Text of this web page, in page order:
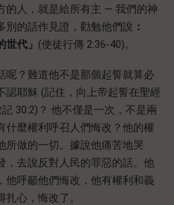
的人，就是給所有主 — 我們的神
別的話作見證，勸勉他們說 ：
世代」 (使徒行傳 2:36-40)。
呢？難道他不是那個起誓就算必
認耶穌 (記住，向上帝起誓在聖經
30:2)？ 他不僅是一次，不是兩
什麼權利呼召人們悔改？他的權
所做的一切。據說他痛苦地哭
，去說反對人民的罪惡的話。他
他呼籲他們悔改，他有權利和義
心，悔改了。